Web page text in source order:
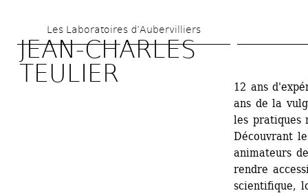
au
contenu
principal
Les Laboratoires d’Aubervilliers
JEAN-CHARLES
TEULIER
12 ans
ans de la
les
Découvrant
animateurs
rendre
scientifique,